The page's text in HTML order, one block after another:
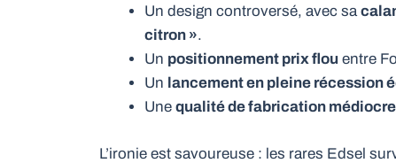
Un design controversé, avec sa
citron ».
Un positionnement prix flou entre
Un lancement en pleine récession
Une qualité de fabrication médiocre
L’ironie est savoureuse : les rares Edsel